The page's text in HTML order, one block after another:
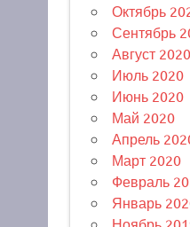
Октябрь
Сентябрь
Август 2020
Июль 2020
Июнь 2020
Май 2020
Апрель
Март 2020
Февраль
Январь